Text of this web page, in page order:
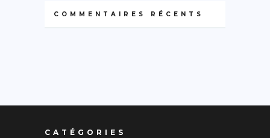
COMMENTAIRES RÉCENTS
CATÉGORIES